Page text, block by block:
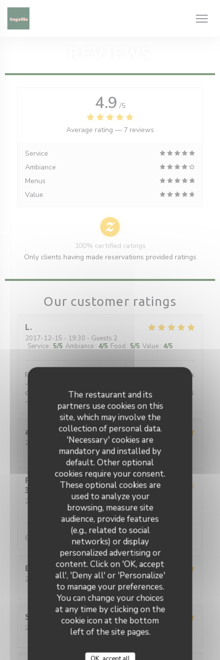
Personalizing your cookie choices
The restaurant and its
partners use cookies on this
site, which may involve the
collection of personal data.
'Necessary' cookies are
mandatory and installed by
default. Other optional
cookies require your consent.
These optional cookies are
used to analyze your
browsing, measure site
audience, provide features
(e.g., related to social
networks) or display
personalized advertising or
content. Click on 'OK, accept
all', 'Deny all' or 'Personalize'
to manage your preferences.
You can change your choices
at any time by clicking on the
cookie icon at the bottom
left of the site pages.
Our customer ratings
L
2017-12-15 - 19:30 - Guests 2
Service : 5/5 Ambiance : 4/5 Food : 5/5 Value : 4/5
Petit resto avec ambiance sympa - accueil chaleureux
- possibilité de très bons plats végétariens - bons
conseils pour le vin - cuisine et présentation raffinées
- eau filtrée délicieuse -
anne
2017-12-23
- 19:30 - Guests 2
/5 Ambiance:4 /5 Food:5/5 Value:
Fiche client supprimée_8f3e769c-
3af2-4219-9304-1b10daa23851 F
2017-12-23
- 19:30 - Guests 4
Ambiance:4/5 Food:4/5 Value
Gut bei sehr netter Atmosphäre. Gerne wieder.
Benoit
2017-12-23- 19:00 - Guests 2
5/5 Ambiance: 5/5 Food:5/5 Value:5
S
2017-12-23
- 12:30 - Guests 6
Ambiance 5/5 Food :5/5 Value
4.9 /5
Average rating — 7 reviews
Service
Ambiance
Menus
Value
100% certified ratings
Only clients having made reservations provided ratings